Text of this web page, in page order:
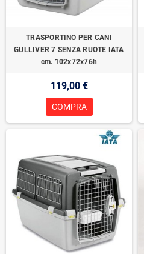
TRASPORTINO PER CANI
GULLIVER 7 SENZA RUOTE IATA
cm. 102x72x76h
119,00 €
COMPRA